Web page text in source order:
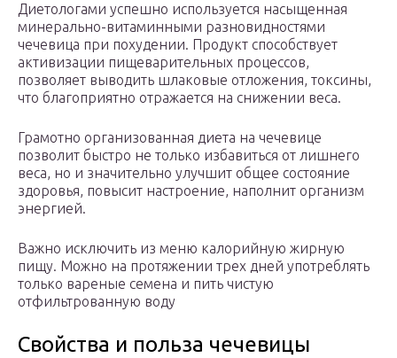
Диетологами успешно используется насыщенная
минерально-витаминными разновидностями
чечевица при похудении. Продукт способствует
активизации пищеварительных процессов,
позволяет выводить шлаковые отложения, токсины,
что благоприятно отражается на снижении веса.
Грамотно организованная диета на чечевице
позволит быстро не только избавиться от лишнего
веса, но и значительно улучшит общее состояние
здоровья, повысит настроение, наполнит организм
энергией.
Важно исключить из меню калорийную жирную
пищу. Можно на протяжении трех дней употреблять
только вареные семена и пить чистую
отфильтрованную воду
Свойства и польза чечевицы